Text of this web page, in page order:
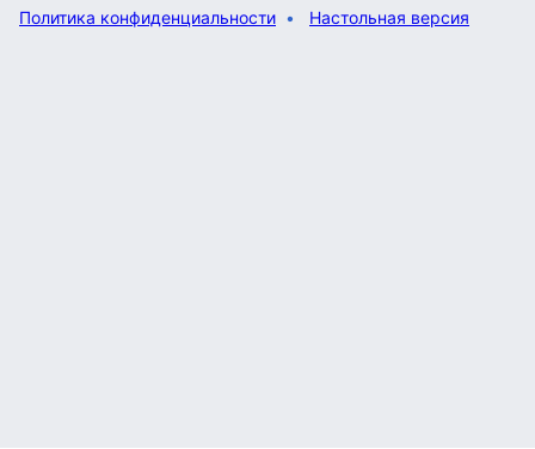
Политика конфиденциальности
Настольная версия